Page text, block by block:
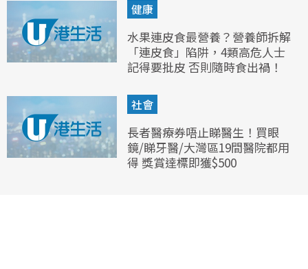
健康
水果連皮食最營養？營養師拆解
「連皮食」陷阱，4類高危人士
記得要批皮 否則隨時食出禍！
社會
長者醫療券唔止睇醫生！買眼
鏡/睇牙醫/大灣區19間醫院都用
得 獎賞達標即獲$500